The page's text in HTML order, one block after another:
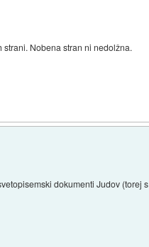
Nobena stran ni nedolžna.
dokumenti Judov (torej s